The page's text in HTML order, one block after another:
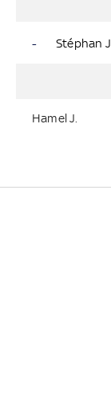
- Stéphan J.
Hamel J.